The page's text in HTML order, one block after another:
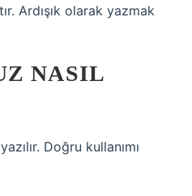
Ardışık olarak yazmak
NASIL
Doğru kullanımı